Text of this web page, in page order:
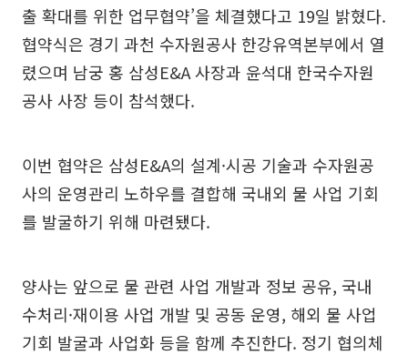
출 확대를 위한 업무협약’을 체결했다고 19일 밝혔다.
협약식은 경기 과천 수자원공사 한강유역본부에서 열
렸으며 남궁 홍 삼성E&A 사장과 윤석대 한국수자원
공사 사장 등이 참석했다.
이번 협약은 삼성E&A의 설계·시공 기술과 수자원공
사의 운영관리 노하우를 결합해 국내외 물 사업 기회
를 발굴하기 위해 마련됐다.
양사는 앞으로 물 관련 사업 개발과 정보 공유, 국내
수처리·재이용 사업 개발 및 공동 운영, 해외 물 사업
기회 발굴과 사업화 등을 함께 추진한다. 정기 협의체